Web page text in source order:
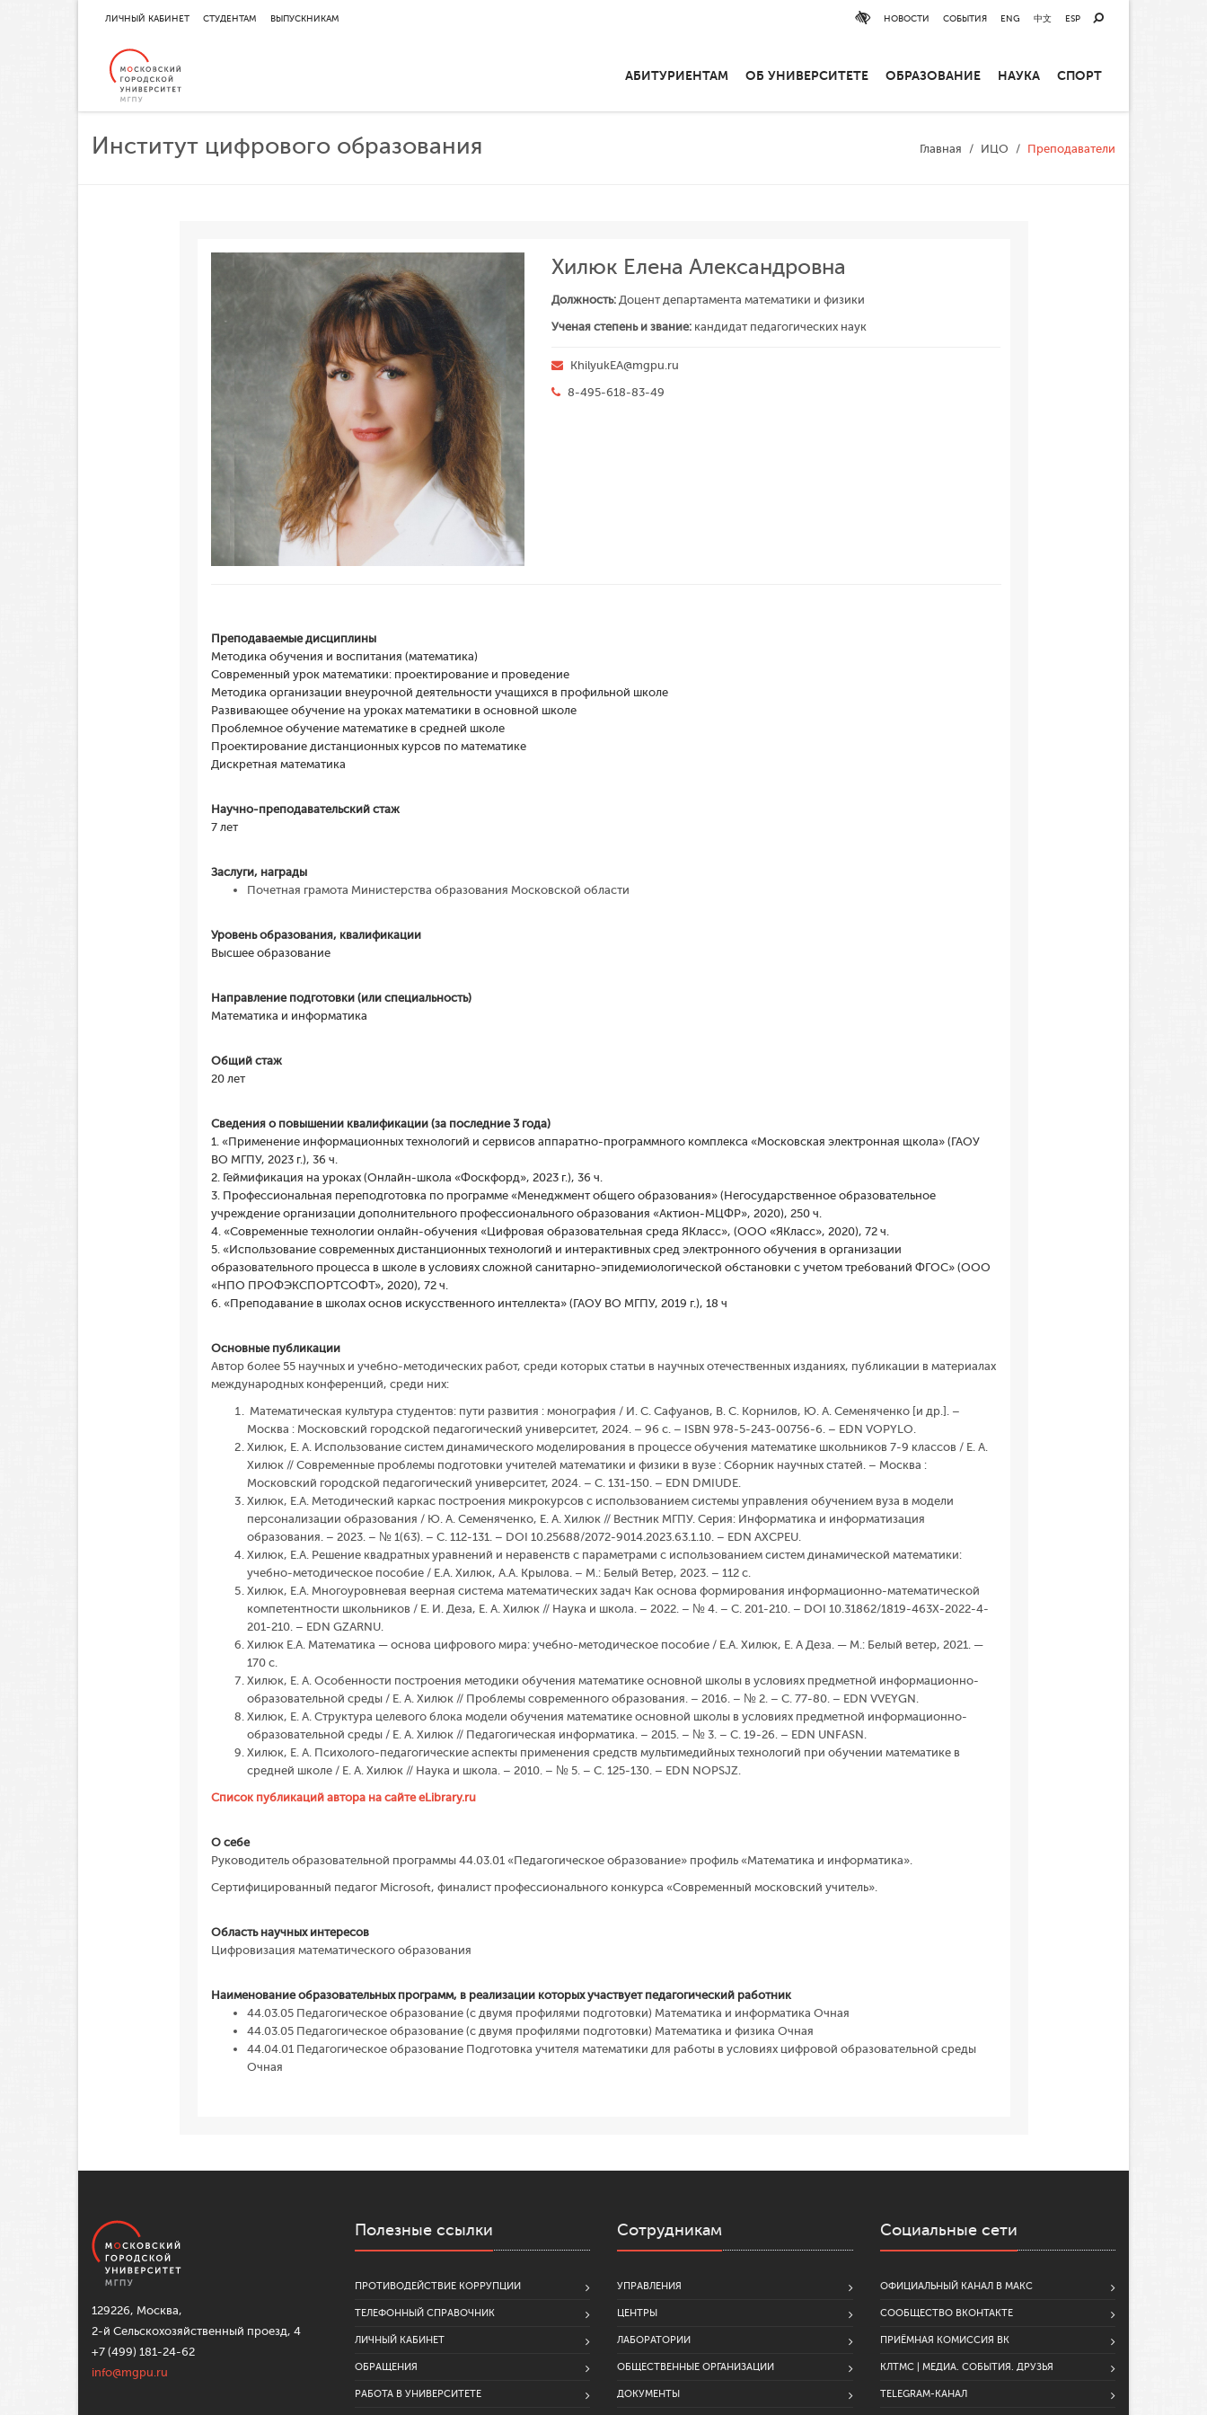
АБИТУРИЕНТАМ ОБ УНИВЕРСИТЕТЕ ОБРАЗОВАНИЕ НАУКА СПОРТ
ЛИЧНЫЙ КАБИНЕТ СТУДЕНТАМ ВЫПУСКНИКАМ НОВОСТИ СОБЫТИЯ ENG 中文 ESP
Институт цифрового образования Главная ИЦО Преподаватели
Хилюк Елена Александровна
Должность: Доцент департамента математики и физики
Ученая степень и звание: кандидат педагогических наук
KhilyukEA@mgpu.ru
8-495-618-83-49
Преподаваемые дисциплины
Методика обучения и воспитания (математика)
Современный урок математики: проектирование и проведение
Методика организации внеурочной деятельности учащихся в профильной школе
Развивающее обучение на уроках математики в основной школе
Проблемное обучение математике в средней школе
Проектирование дистанционных курсов по математике
Дискретная математика
Научно-преподавательский стаж
7 лет
Заслуги, награды
Почетная грамота Министерства образования Московской области
Уровень образования, квалификации
Высшее образование
Направление подготовки (или специальность)
Математика и информатика
Общий стаж
20 лет
Сведения о повышении квалификации (за последние 3 года)
1. «Применение информационных технологий и сервисов аппаратно-программного комплекса «Московская электронная щкола» (ГАОУ
ВО МГПУ, 2023 г.), 36 ч.
2. Геймификация на уроках (Онлайн-школа «Фоскфорд», 2023 г.), 36 ч.
3. Профессиональная переподготовка по программе «Менеджмент общего образования» (Негосударственное образовательное
учреждение организации дополнительного профессионального образования «Актион-МЦФР», 2020), 250 ч.
4. «Современные технологии онлайн-обучения «Цифровая образовательная среда ЯКласс», (ООО «ЯКласс», 2020), 72 ч.
5. «Использование современных дистанционных технологий и интерактивных сред электронного обучения в организации
образовательного процесса в школе в условиях сложной санитарно-эпидемиологической обстановки с учетом требований ФГОС» (ООО
«НПО ПРОФЭКСПОРТСОФТ», 2020), 72 ч.
6. «Преподавание в школах основ искусственного интеллекта» (ГАОУ ВО МГПУ, 2019 г.), 18 ч
Основные публикации
Автор более 55 научных и учебно-методических работ, среди которых статьи в научных отечественных изданиях, публикации в материалах
международных конференций, среди них:
Математическая культура студентов: пути развития : монография / И. С. Сафуанов, В. С. Корнилов, Ю. А. Семеняченко [и др.]. –
Москва : Московский городской педагогический университет, 2024. – 96 с. – ISBN 978-5-243-00756-6. – EDN VOPYLO.
Хилюк, Е. А. Использование систем динамического моделирования в процессе обучения математике школьников 7-9 классов / Е. А.
Хилюк // Современные проблемы подготовки учителей математики и физики в вузе : Сборник научных статей. – Москва :
Московский городской педагогический университет, 2024. – С. 131-150. – EDN DMIUDE.
Хилюк, Е.А. Методический каркас построения микрокурсов с использованием системы управления обучением вуза в модели
персонализации образования / Ю. А. Семеняченко, Е. А. Хилюк // Вестник МГПУ. Серия: Информатика и информатизация
образования. – 2023. – № 1(63). – С. 112-131. – DOI 10.25688/2072-9014.2023.63.1.10. – EDN AXCPEU.
Хилюк, Е.А. Решение квадратных уравнений и неравенств с параметрами с использованием систем динамической математики:
учебно-методическое пособие / Е.А. Хилюк, А.А. Крылова. – М.: Белый Ветер, 2023. – 112 с.
Хилюк, Е.А. Многоуровневая веерная система математических задач Как основа формирования информационно-математической
компетентности школьников / Е. И. Деза, Е. А. Хилюк // Наука и школа. – 2022. – № 4. – С. 201-210. – DOI 10.31862/1819-463X-2022-4-
201-210. – EDN GZARNU.
Хилюк Е.А. Математика — основа цифрового мира: учебно-методическое пособие / Е.А. Хилюк, Е. А Деза. — М.: Белый ветер, 2021. —
170 с.
Хилюк, Е. А. Особенности построения методики обучения математике основной школы в условиях предметной информационно-
образовательной среды / Е. А. Хилюк // Проблемы современного образования. – 2016. – № 2. – С. 77-80. – EDN VVEYGN.
Хилюк, Е. А. Структура целевого блока модели обучения математике основной школы в условиях предметной информационно-
образовательной среды / Е. А. Хилюк // Педагогическая информатика. – 2015. – № 3. – С. 19-26. – EDN UNFASN.
Хилюк, Е. А. Психолого-педагогические аспекты применения средств мультимедийных технологий при обучении математике в
средней школе / Е. А. Хилюк // Наука и школа. – 2010. – № 5. – С. 125-130. – EDN NOPSJZ.
Список публикаций автора на сайте eLibrary.ru
О себе
Руководитель образовательной программы 44.03.01 «Педагогическое образование» профиль «Математика и информатика».
Сертифицированный педагог Microsoft, финалист профессионального конкурса «Современный московский учитель».
Область научных интересов
Цифровизация математического образования
Наименование образовательных программ, в реализации которых участвует педагогический работник
44.03.05 Педагогическое образование (с двумя профилями подготовки) Математика и информатика Очная
44.03.05 Педагогическое образование (с двумя профилями подготовки) Математика и физика Очная
44.04.01 Педагогическое образование Подготовка учителя математики для работы в условиях цифровой образовательной среды
Очная
129226, Москва,
2-й Сельскохозяйственный проезд, 4
+7 (499) 181-24-62
info@mgpu.ru
Полезные ссылки
ПРОТИВОДЕЙСТВИЕ КОРРУПЦИИ
ТЕЛЕФОННЫЙ СПРАВОЧНИК
ЛИЧНЫЙ КАБИНЕТ
ОБРАЩЕНИЯ
РАБОТА В УНИВЕРСИТЕТЕ
Сотрудникам
УПРАВЛЕНИЯ
ЦЕНТРЫ
ЛАБОРАТОРИИ
ОБЩЕСТВЕННЫЕ ОРГАНИЗАЦИИ
ДОКУМЕНТЫ
Социальные сети
ОФИЦИАЛЬНЫЙ КАНАЛ В МАКС
СООБЩЕСТВО ВКОНТАКТЕ
ПРИЁМНАЯ КОМИССИЯ ВК
КЛТМС | МЕДИА. СОБЫТИЯ. ДРУЗЬЯ
TELEGRAM-КАНАЛ